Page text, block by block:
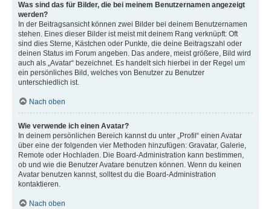
Was sind das für Bilder, die bei meinem Benutzernamen angezeigt
werden?
In der Beitragsansicht können zwei Bilder bei deinem Benutzernamen
stehen. Eines dieser Bilder ist meist mit deinem Rang verknüpft: Oft
sind dies Sterne, Kästchen oder Punkte, die deine Beitragszahl oder
deinen Status im Forum angeben. Das andere, meist größere, Bild wird
auch als „Avatar“ bezeichnet. Es handelt sich hierbei in der Regel um
ein persönliches Bild, welches von Benutzer zu Benutzer
unterschiedlich ist.
Nach oben
Wie verwende ich einen Avatar?
In deinem persönlichen Bereich kannst du unter „Profil“ einen Avatar
über eine der folgenden vier Methoden hinzufügen: Gravatar, Galerie,
Remote oder Hochladen. Die Board-Administration kann bestimmen,
ob und wie die Benutzer Avatare benutzen können. Wenn du keinen
Avatar benutzen kannst, solltest du die Board-Administration
kontaktieren.
Nach oben